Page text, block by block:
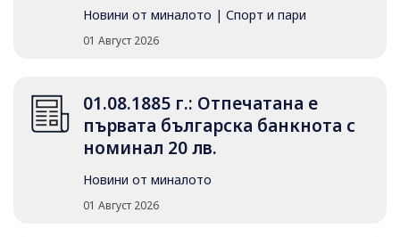
Новини от миналото | Спорт и пари
01 Август 2026
01.08.1885 г.: Отпечатана е
първата българска банкнота с
номинал 20 лв.
Новини от миналото
01 Август 2026